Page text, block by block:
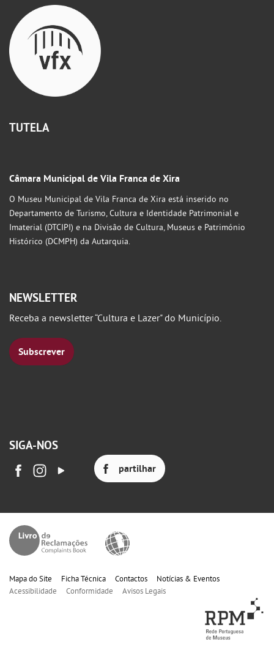
TUTELA
Câmara Municipal de Vila Franca de Xira
O Museu Municipal de Vila Franca de Xira está inserido no
Departamento de Turismo, Cultura e Identidade Patrimonial e
Imaterial (DTCIPI) e na Divisão de Cultura, Museus e Património
Histórico (DCMPH) da Autarquia.
NEWSLETTER
Receba a newsletter “Cultura e Lazer" do Município.
Subscrever
SIGA-NOS
partilhar
Mapa do Site Ficha Técnica Contactos
Notícias & Eventos
Acessibilidade
Conformidade Avisos Legais